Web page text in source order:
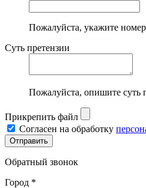
Пожалуйста, укажите номер
Суть претензии
Пожалуйста, опишите суть
Прикрепить файл
Согласен на обработку
Обратный звонок
Город *